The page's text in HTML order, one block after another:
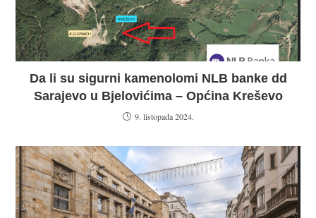
Da li su sigurni kamenolomi NLB banke dd
Sarajevo u Bjelovićima – Općina Kreševo
9. listopada 2024.